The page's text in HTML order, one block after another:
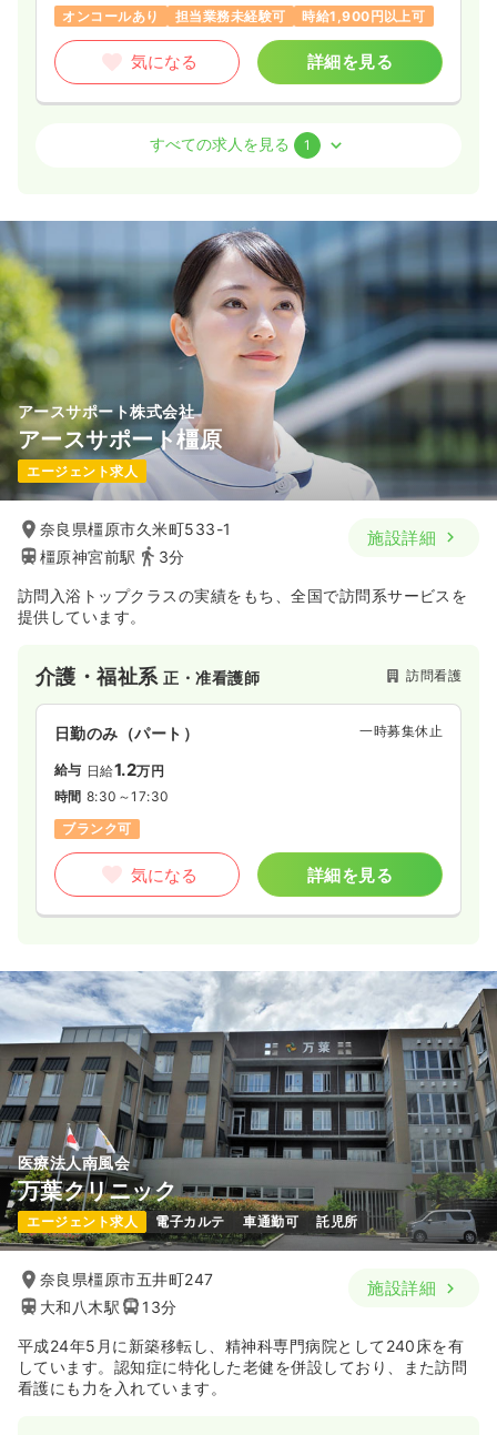
オンコールあり
担当業務未経験可 時給1,900円以上可
気になる 詳細を見る
介護・福祉系正・准看護師 デイケア・デイサービス
時間 8:30～17:30
日曜休み
時給1,600円以上可
気になる 詳細を見る
すべての求人を見る 1
アースサポート株式会社
アースサポート橿原
エージェント求人
奈良県橿原市久米町533-1
橿原神宮前駅
3分
施設詳細
訪問入浴トップクラスの実績をもち、全国で訪問系サービスを
提供しています。
介護・福祉系正・准看護師 訪問看護
日勤のみ（パート） 一時募集休止
給与 日給1.2万円
時間 8:30～17:30
ブランク可
気になる 詳細を見る
医療法人南風会
万葉クリニック
エージェント求人 電子カルテ 車通勤可 託児所
奈良県橿原市五井町247
大和八木駅
13分
施設詳細
平成24年5月に新築移転し、精神科専門病院として240床を有
しています。認知症に特化した老健を併設しており、また訪問
看護にも力を入れています。